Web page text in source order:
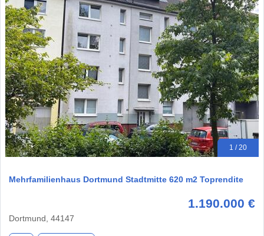
1 / 20
Mehrfamilienhaus Dortmund Stadtmitte 620 m2 Toprendite
1.190.000 €
Dortmund, 44147